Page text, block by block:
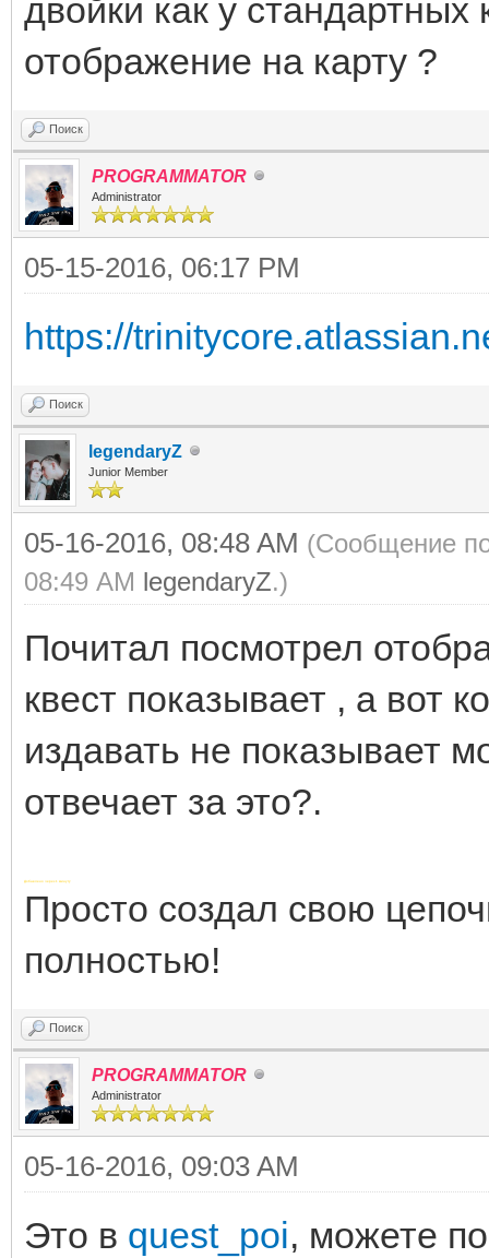
двойки как у стандартных
отображение на карту ?
Поиск
PROGRAMMATOR
Administrator
05-15-2016, 06:17 PM
https://
Поиск
legendaryZ
Junior Member
05-16-2016, 08:48 AM (Сообщение
08:49 AM legendaryZ.)
Почитал посмотрел
квест показывает , а вот
издавать не показывает
отвечает за это?.
Добавлено через 1 минуту
Просто создал свою
полностью!
Поиск
PROGRAMMATOR
Administrator
05-16-2016, 09:03 AM
Это в quest_poi, можете